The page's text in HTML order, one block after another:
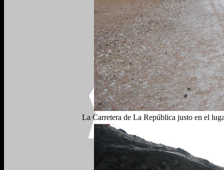
La Carretera de La República justo en el